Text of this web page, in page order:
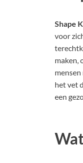
Shape
voor
maken,
het vet
een